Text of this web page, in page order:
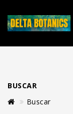
BUSCAR
Buscar